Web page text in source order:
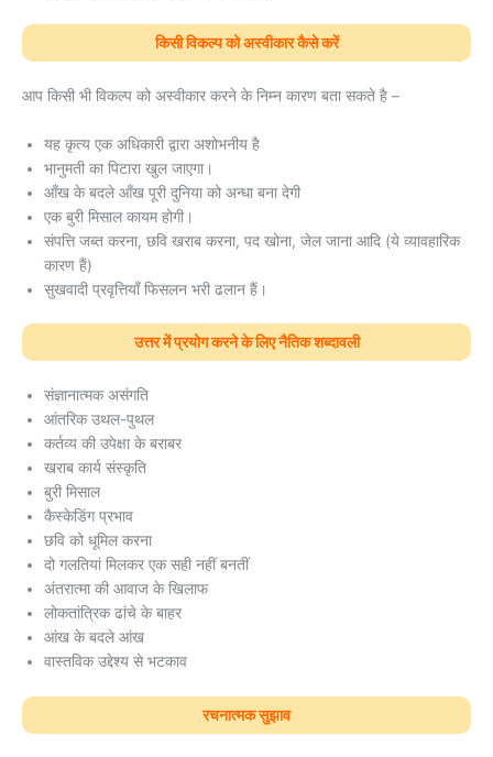
किसी विकल्प को अस्वीकार कैसे करें
आप किसी भी विकल्प को अस्वीकार करने के निम्न कारण बता सकते है –
यह कृत्य एक अधिकारी द्वारा अशोभनीय है
भानुमती का पिटारा खुल जाएगा।
आँख के बदले आँख पूरी दुनिया को अन्धा बना देगी
एक बुरी मिसाल कायम होगी।
संपत्ति जब्त करना, छवि खराब करना, पद खोना, जेल जाना आदि (ये व्यावहारिक
कारण हैं)
सुखवादी प्रवृत्तियाँ फिसलन भरी ढलान हैं।
उत्तर में प्रयोग करने के लिए नैतिक शब्दावली
संज्ञानात्मक असंगति
आंतरिक उथल-पुथल
कर्तव्य की उपेक्षा के बराबर
खराब कार्य संस्कृति
बुरी मिसाल
कैस्केडिंग प्रभाव
छवि को धूमिल करना
दो गलतियां मिलकर एक सही नहीं बनतीं
अंतरात्मा की आवाज के खिलाफ
लोकतांत्रिक ढांचे के बाहर
आंख के बदले आंख
वास्तविक उद्देश्य से भटकाव
रचनात्मक सुझाव